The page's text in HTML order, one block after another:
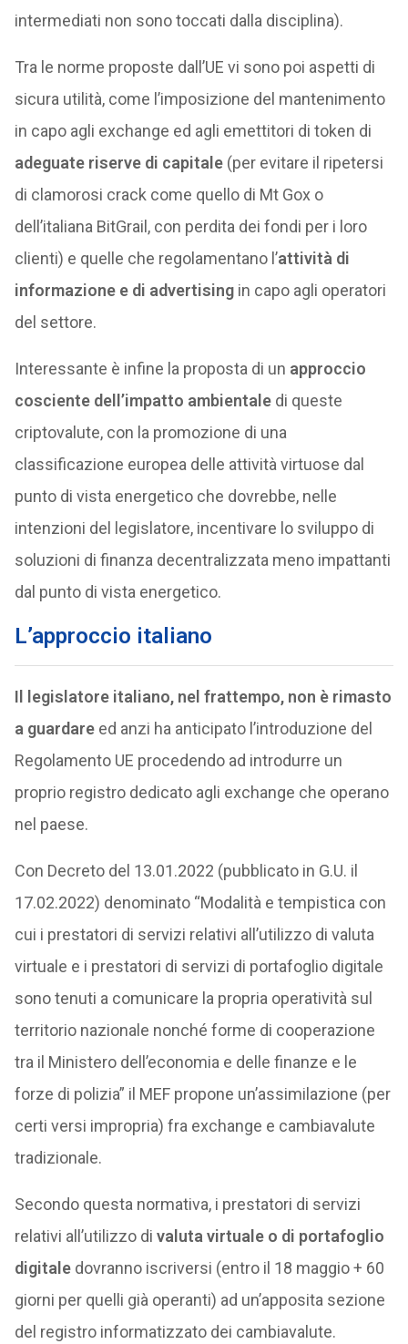
intermediati non sono toccati dalla disciplina).
Tra le norme proposte dall’UE vi sono poi aspetti di
sicura utilità, come l’imposizione del mantenimento
in capo agli exchange ed agli emettitori di token di
adeguate riserve di capitale(per evitare il ripetersi
di clamorosi crack come quello di Mt Gox o
dell’italiana BitGrail, con perdita dei fondi per i loro
clienti) e quelle che regolamentano l’attività di
informazione e di advertisingin capo agli operatori
del settore.
Interessante è infine la proposta di un approccio
cosciente dell’impatto ambientaledi queste
criptovalute, con la promozione di una
classificazione europea delle attività virtuose dal
punto di vista energetico che dovrebbe, nelle
intenzioni del legislatore, incentivare lo sviluppo di
soluzioni di finanza decentralizzata meno impattanti
dal punto di vista energetico.
L’approccio italiano
Il legislatore italiano, nel frattempo, non è rimasto
a guardareed anzi ha anticipato l’introduzione del
Regolamento UE procedendo ad introdurre un
proprio registro dedicato agli exchange che operano
nel paese.
Con Decreto del 13.01.2022 (pubblicato in G.U. il
17.02.2022) denominato “Modalità e tempistica con
cui i prestatori di servizi relativi all’utilizzo di valuta
virtuale e i prestatori di servizi di portafoglio digitale
sono tenuti a comunicare la propria operatività sul
territorio nazionale nonché forme di cooperazione
tra il Ministero dell’economia e delle finanze e le
forze di polizia” il MEF propone un’assimilazione (per
certi versi impropria) fra exchange e cambiavalute
tradizionale.
Secondo questa normativa, i prestatori di servizi
relativi all’utilizzo di valuta virtuale o di portafoglio
digitaledovranno iscriversi (entro il 18 maggio + 60
giorni per quelli già operanti) ad un’apposita sezione
del registro informatizzato dei cambiavalute.